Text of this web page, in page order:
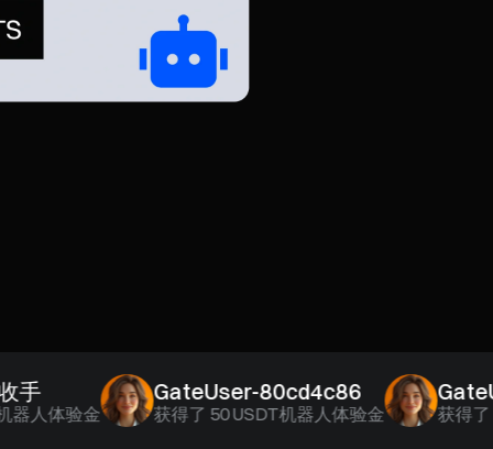
体验金
GateUser-80cd4c86
获得了50 USDT机器人体验金 获得了20